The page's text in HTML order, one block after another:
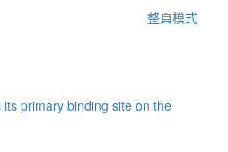
整頁模式
primary binding site on the